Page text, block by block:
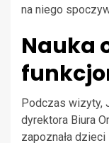
na niego
Nauka
Podczas wizyty,
dyrektora Biura
zapoznała